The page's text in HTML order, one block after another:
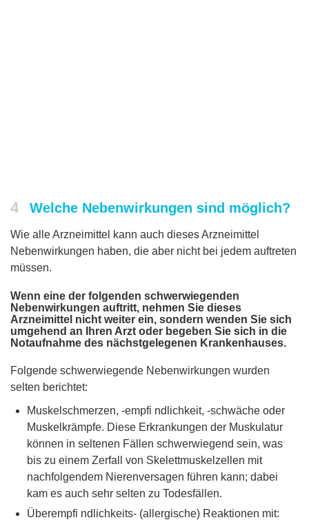
4 Welche Nebenwirkungen sind möglich?
Wie alle Arzneimittel kann auch dieses Arzneimittel
Nebenwirkungen haben, die aber nicht bei jedem auftreten
müssen.
Wenn eine der folgenden schwerwiegenden
Nebenwirkungen auftritt, nehmen Sie dieses
Arzneimittel nicht weiter ein, sondern wenden Sie sich
umgehend an Ihren Arzt oder begeben Sie sich in die
Notaufnahme des nächstgelegenen Krankenhauses.
Folgende schwerwiegende Nebenwirkungen wurden
selten berichtet:
Muskelschmerzen, -empfi ndlichkeit, -schwäche oder
Muskelkrämpfe. Diese Erkrankungen der Muskulatur
können in seltenen Fällen schwerwiegend sein, was
bis zu einem Zerfall von Skelettmuskelzellen mit
nachfolgendem Nierenversagen führen kann; dabei
kam es auch sehr selten zu Todesfällen.
Überempfi ndlichkeits- (allergische) Reaktionen mit: